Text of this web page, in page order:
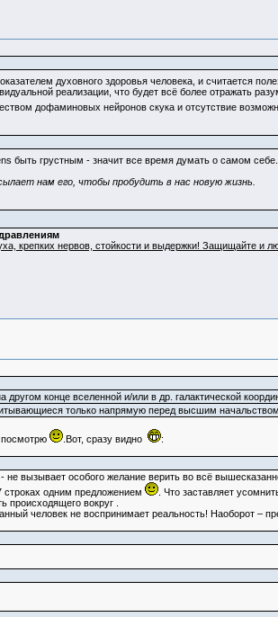
духовного здоровья человека, и считается
реализации, что будет всё более отражать
дофаминовых нейронов скука и отсутствие
быть грустным - значит все время думать о самом
нам его, чтобы пробудить в нас новую жизнь.
крепких нервов, стойкости и выдержки! Защищайте и
другом конце вселенной и/или в др. галактической
только напрямую перед высшим начальством
посмотрю .Вот, сразу видно
:
вызывает особого желание верить во всё
строках одним предложением
. Что заставляет
происходящего вокруг
человек не воспринимает реальность! Наоборот –